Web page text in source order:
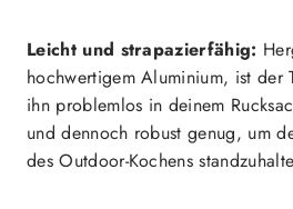
Leicht und strapazierfähig:
hochwertigem Aluminium, ist der
ihn problemlos in deinem
und dennoch robust genug, um
des Outdoor-Kochens